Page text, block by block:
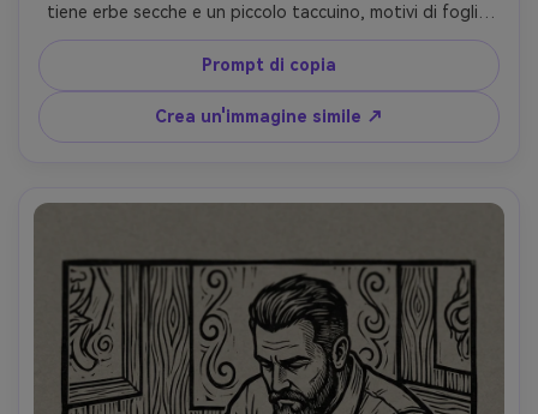
tiene erbe secche e un piccolo taccuino, motivi di foglie
intagliate attorno alla figura, forme nere pesanti con
dettagli di linea di taglio delicati, tavolozza limitata nera
e verde foresta, texture di carta pressata a mano,
composizione mistica calma, obiettivo da 85 mm,
profondità di campo bassa, illuminazione cinematografica
Prompt di copia
Crea un'immagine simile ↗